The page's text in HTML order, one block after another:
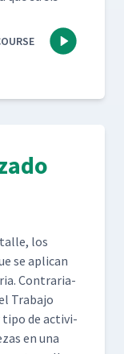
los
se apli­can
Con­trari­a­
Tra­ba­jo
tipo de activi­
en una